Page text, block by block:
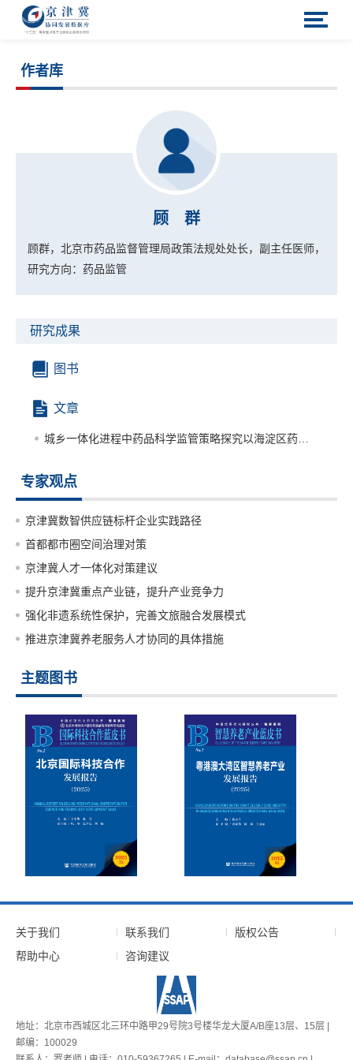
作者库
顾 群
顾群，北京市药品监督管理局政策法规处处长，副主任医师，
研究方向：药品监管
研究成果
图书
文章
城乡一体化进程中药品科学监管策略探究以海淀区药品监管实践为例
专家观点
京津冀数智供应链标杆企业实践路径
首都都市圈空间治理对策
京津冀人才一体化对策建议
提升京津冀重点产业链，提升产业竞争力
强化非遗系统性保护，完善文旅融合发展模式
推进京津冀养老服务人才协同的具体措施
主题图书
关于我们 联系我们
版权公告
帮助中心
咨询建议
地址：北京市西城区北三环中路甲29号院3号楼华龙大厦A/B座13层、15层 |
邮编：100029